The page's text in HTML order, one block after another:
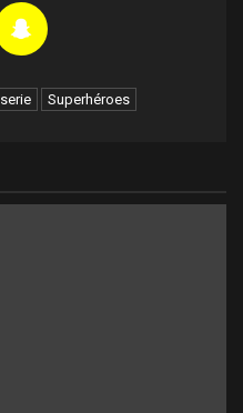
serie Superhéroes